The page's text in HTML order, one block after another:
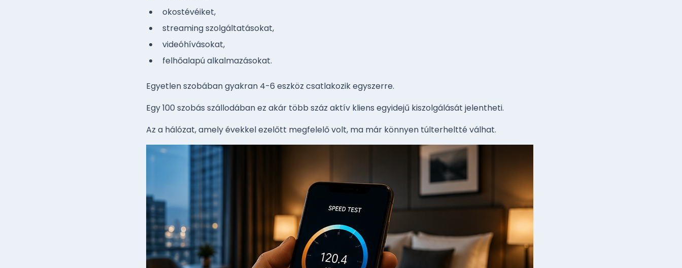
okostévéiket,
streaming szolgáltatásokat,
videóhívásokat,
felhőalapú alkalmazásokat.
Egyetlen szobában gyakran 4-6 eszköz csatlakozik egyszerre.
Egy 100 szobás szállodában ez akár több száz aktív kliens egyidejű kiszolgálását jelentheti.
Az a hálózat, amely évekkel ezelőtt megfelelő volt, ma már könnyen túlterheltté válhat.